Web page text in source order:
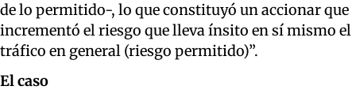
de lo permitido-, lo que constituyó un accionar que
incrementó el riesgo que lleva ínsito en sí mismo el
tráfico en general (riesgo permitido)”.
El caso